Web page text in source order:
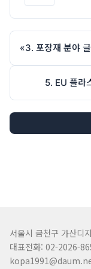
«3. 포장재 분야
5. EU 플라
서울시 금천구 가산디
대표전화: 02-2026-